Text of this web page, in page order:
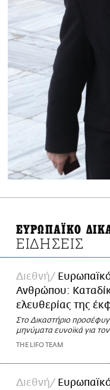
ΕΥΡΩΠΑΪΚΟ
ΕΙΔΗΣΕΙΣ
Διεθνή
Ανθρώπου:
ελευθερίας της
Στο Δικαστήριο
μηνύματα ευνοϊκά για
THE LIFO TEAM
Διεθνή